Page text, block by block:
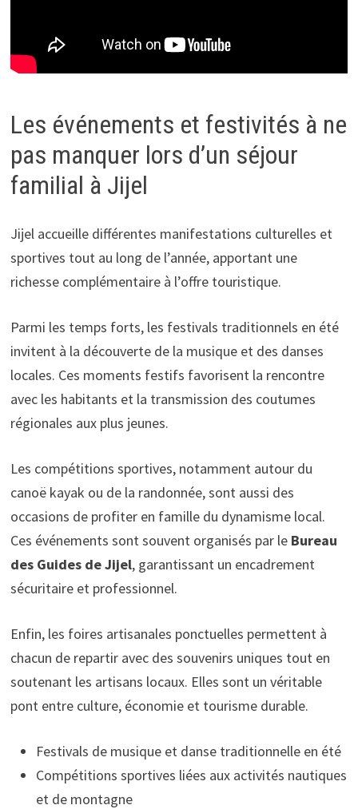
Les événements et festivités à ne
pas manquer lors d’un séjour
familial à Jijel
Jijel accueille différentes manifestations culturelles et
sportives tout au long de l’année, apportant une
richesse complémentaire à l’offre touristique.
Parmi les temps forts, les festivals traditionnels en été
invitent à la découverte de la musique et des danses
locales. Ces moments festifs favorisent la rencontre
avec les habitants et la transmission des coutumes
régionales aux plus jeunes.
Les compétitions sportives, notamment autour du
canoë kayak ou de la randonnée, sont aussi des
occasions de profiter en famille du dynamisme local.
Ces événements sont souvent organisés par le Bureau
des Guides de Jijel, garantissant un encadrement
sécuritaire et professionnel.
Enfin, les foires artisanales ponctuelles permettent à
chacun de repartir avec des souvenirs uniques tout en
soutenant les artisans locaux. Elles sont un véritable
pont entre culture, économie et tourisme durable.
Festivals de musique et danse traditionnelle en été
Compétitions sportives liées aux activités nautiques
et de montagne